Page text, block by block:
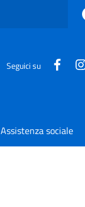
Seguici su
Assistenza sociale